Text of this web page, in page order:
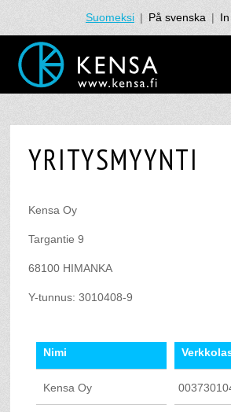
Suomeksi | På svenska |
YRITYSMYYNTI
Kensa Oy
Targantie 9
68100 HIMANKA
Y-tunnus: 3010408-9
Nimi
Kensa Oy